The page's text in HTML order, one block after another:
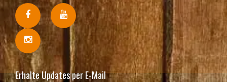
Erhalte Updates per E-Mail